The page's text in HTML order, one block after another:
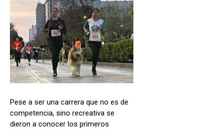
Pese a ser una carrera que no es de
competencia, sino recreativa se
dieron a conocer los primeros